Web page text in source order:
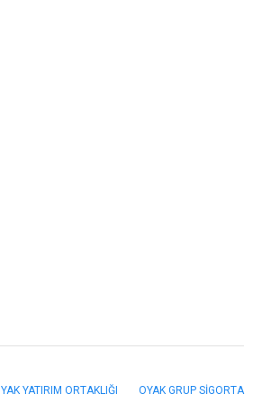
YATIRIM ORTAKLIĞI OYAK GRUP SİGORTA